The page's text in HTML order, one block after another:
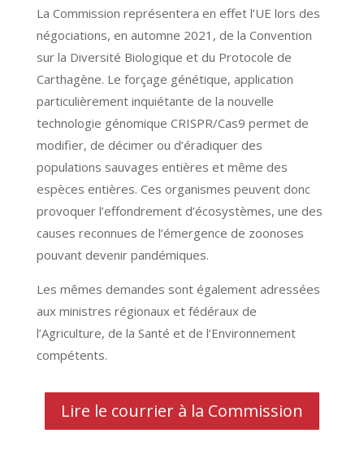
La Commission représentera en effet l’UE lors des
négociations, en automne 2021, de la Convention
sur la Diversité Biologique et du Protocole de
Carthagène. Le forçage génétique, application
particulièrement inquiétante de la nouvelle
technologie génomique CRISPR/Cas9 permet de
modifier, de décimer ou d’éradiquer des
populations sauvages entières et même des
espèces entières. Ces organismes peuvent donc
provoquer l’effondrement d’écosystèmes, une des
causes reconnues de l’émergence de zoonoses
pouvant devenir pandémiques.
Les mêmes demandes sont également adressées
aux ministres régionaux et fédéraux de
l’Agriculture, de la Santé et de l’Environnement
compétents.
Lire le courrier à la Commission